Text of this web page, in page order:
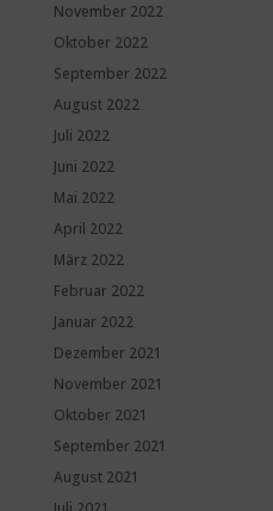
November 2022
Oktober 2022
September 2022
August 2022
Juli 2022
Juni 2022
Mai 2022
April 2022
März 2022
Februar 2022
Januar 2022
Dezember 2021
November 2021
Oktober 2021
September 2021
August 2021